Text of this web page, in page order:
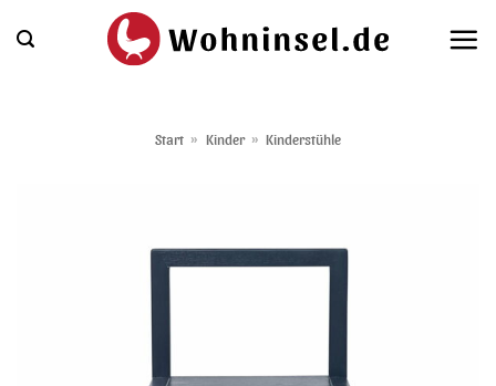
Inhalt
Start » Kinder » Kinderstühle